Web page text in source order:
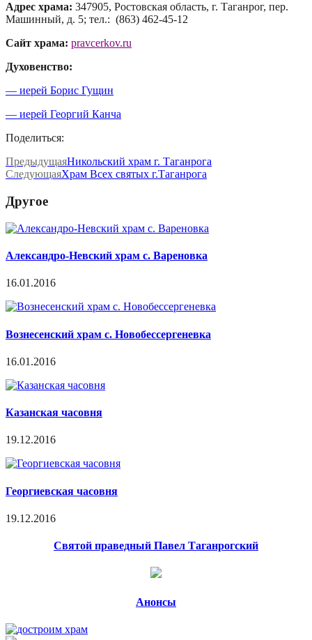
Адрес храма: 347905, Ростовская область, г. Таганрог, пер.
Машинный, д. 5; тел.: (863) 462-45-12
Сайт храма: pravcerkov.ru
Духовенство:
— иерей Борис Гущин
— иерей Георгий Канча
Поделиться:
ПредыдущаяНикольский храм г. Таганрога
СледующаяХрам Всех святых г.Таганрога
Другое
Александро-Невский храм с. Вареновка
16.01.2016
Вознесенский храм с. Новобессергеневка
16.01.2016
Казанская часовня
19.12.2016
Георгиевская часовня
19.12.2016
Святой праведный Павел Таганрогский
Анонсы